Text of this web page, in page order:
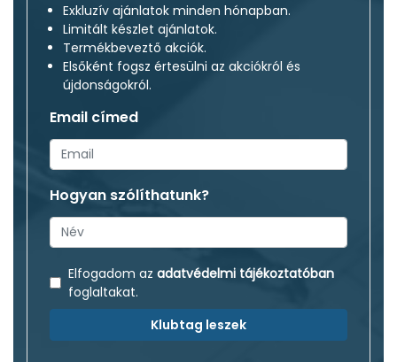
Exkluzív ajánlatok minden hónapban.
Limitált készlet ajánlatok.
Termékbeveztő akciók.
Elsőként fogsz értesülni az akciókról és
újdonságokról.
Email címed
Hogyan szólíthatunk?
Elfogadom az adatvédelmi tájékoztatóban
foglaltakat.
Klubtag leszek